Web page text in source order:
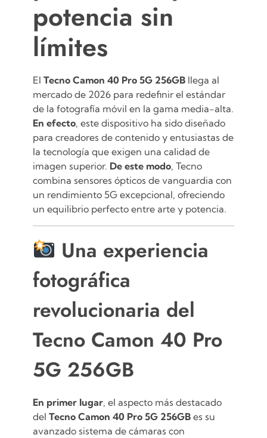
potencia sin
límites
El Tecno Camon 40 Pro 5G 256GB llega al
mercado de 2026 para redefinir el estándar
de la fotografía móvil en la gama media-alta.
En efecto, este dispositivo ha sido diseñado
para creadores de contenido y entusiastas de
la tecnología que exigen una calidad de
imagen superior. De este modo, Tecno
combina sensores ópticos de vanguardia con
un rendimiento 5G excepcional, ofreciendo
un equilibrio perfecto entre arte y potencia.
Una experiencia
fotográfica
revolucionaria del
Tecno Camon 40 Pro
5G 256GB
En primer lugar, el aspecto más destacado
del Tecno Camon 40 Pro 5G 256GB es su
avanzado sistema de cámaras con